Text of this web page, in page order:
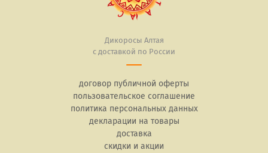
Дикоросы Алтая
с доставкой по России
договор публичной оферты
пользовательское соглашение
политика персональных данных
декларации на товары
доставка
скидки и акции